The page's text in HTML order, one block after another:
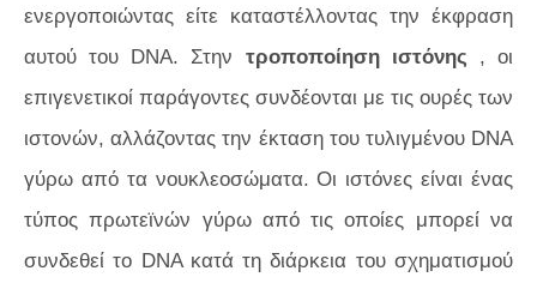
ενεργοποιώντας είτε καταστέλλοντας την έκφραση
αυτού του DNA. Στην τροποποίηση ιστόνης , οι
επιγενετικοί παράγοντες συνδέονται με τις ουρές των
ιστονών, αλλάζοντας την έκταση του τυλιγμένου DNA
γύρω από τα νουκλεοσώματα. Οι ιστόνες είναι ένας
τύπος πρωτεϊνών γύρω από τις οποίες μπορεί να
συνδεθεί το DNA κατά τη διάρκεια του σχηματισμού